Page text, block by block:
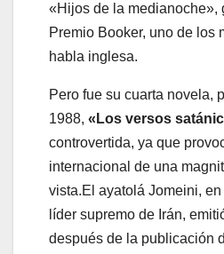
«Hijos de la medianoche»,
Premio Booker, uno de los
habla inglesa.
Pero fue su cuarta novela,
1988, «Los versos
controvertida, ya que
internacional de una
vista.El ayatolá Jomeini,
líder supremo de Irán,
después de la publicación